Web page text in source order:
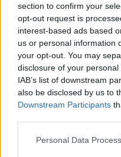
section to confirm your
opt-out request is
interest-based ads based
us or personal information
your opt-out. You may
disclosure of your
IAB’s list of downstream
also be disclosed by us to
Downstream Participants
Personal Data
Elméletileg nem
pálmaolajjal sem,
sokféleképpen
hatalmas
átlagos fogyasztó
termékek akár